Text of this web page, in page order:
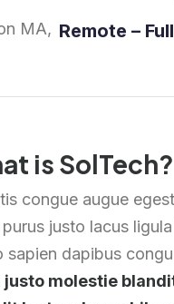
MA, Remote –
is SolTech?
congue augue
justo lacus
sapien dapibus
justo molestie